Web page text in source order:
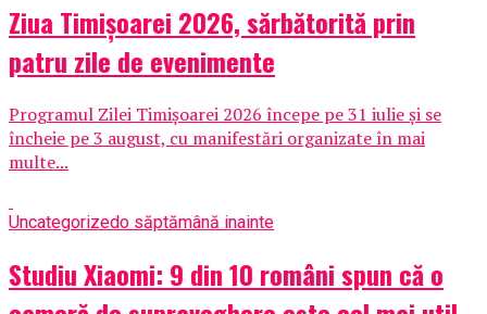
Ziua Timișoarei 2026, sărbătorită prin
patru zile de evenimente
Programul Zilei Timișoarei 2026 începe pe 31 iulie și se
încheie pe 3 august, cu manifestări organizate în mai
multe...
Uncategorizedo săptămână inainte
Studiu Xiaomi: 9 din 10 români spun că o